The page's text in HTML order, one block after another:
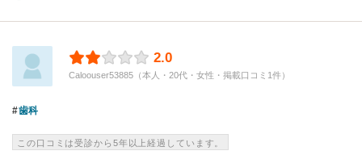
2.0
Caloouser53885（本人・20代・女性・掲載口コミ1件）
歯科
この口コミは受診から5年以上経過しています。